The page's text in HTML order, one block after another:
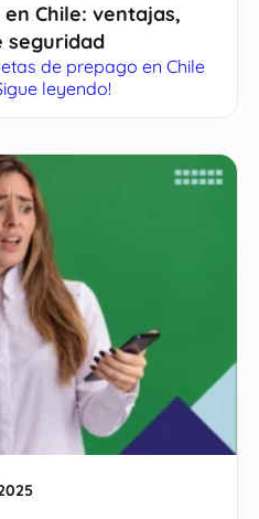
Chile: ventajas,
seguridad
de prepago en Chile
leyendo!